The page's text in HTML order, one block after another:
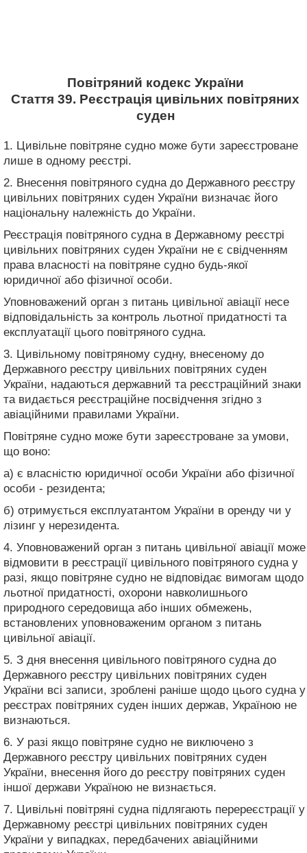
Повітряний кодекс України
Стаття 39. Реєстрація цивільних повітряних
суден
1. Цивільне повітряне судно може бути зареєстроване
лише в одному реєстрі.
2. Внесення повітряного судна до Державного реєстру
цивільних повітряних суден України визначає його
національну належність до України.
Реєстрація повітряного судна в Державному реєстрі
цивільних повітряних суден України не є свідченням
права власності на повітряне судно будь-якої
юридичної або фізичної особи.
Уповноважений орган з питань цивільної авіації несе
відповідальність за контроль льотної придатності та
експлуатації цього повітряного судна.
3. Цивільному повітряному судну, внесеному до
Державного реєстру цивільних повітряних суден
України, надаються державний та реєстраційний знаки
та видається реєстраційне посвідчення згідно з
авіаційними правилами України.
Повітряне судно може бути зареєстроване за умови,
що воно:
а) є власністю юридичної особи України або фізичної
особи - резидента;
б) отримується експлуатантом України в оренду чи у
лізинг у нерезидента.
4. Уповноважений орган з питань цивільної авіації може
відмовити в реєстрації цивільного повітряного судна у
разі, якщо повітряне судно не відповідає вимогам щодо
льотної придатності, охорони навколишнього
природного середовища або інших обмежень,
встановлених уповноваженим органом з питань
цивільної авіації.
5. З дня внесення цивільного повітряного судна до
Державного реєстру цивільних повітряних суден
України всі записи, зроблені раніше щодо цього судна у
реєстрах повітряних суден інших держав, Україною не
визнаються.
6. У разі якщо повітряне судно не виключено з
Державного реєстру цивільних повітряних суден
України, внесення його до реєстру повітряних суден
іншої держави Україною не визнається.
7. Цивільні повітряні судна підлягають перереєстрації у
Державному реєстрі цивільних повітряних суден
України у випадках, передбачених авіаційними